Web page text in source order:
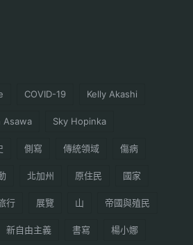
COVID-19 Kelly Akashi
Asawa Sky Hopinka
側寫 傳統領域 傷病
北加州 原住民 國家
行 展覽 山 帝國與殖民
新自由主義 書寫 楊小娜